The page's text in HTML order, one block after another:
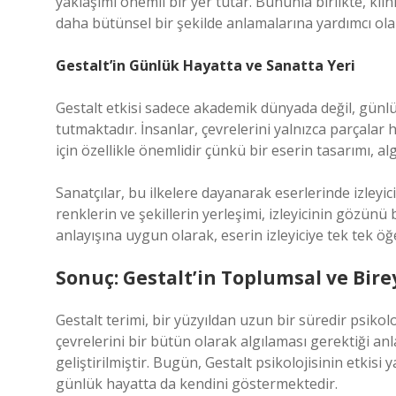
daha bütünsel bir şekilde anlamalarına yardımcı
Gestalt’in Günlük Hayatta ve Sanatta Yeri
Gestalt etkisi sadece akademik dünyada değil,
tutmaktadır. İnsanlar, çevrelerini yalnızca
için özellikle önemlidir çünkü bir eserin tasarımı,
Sanatçılar, bu ilkelere dayanarak eserlerinde
renklerin ve şekillerin yerleşimi, izleyicinin gözünü
anlayışına uygun olarak, eserin izleyiciye tek tek
Sonuç: Gestalt’in Toplumsal ve
Gestalt terimi, bir yüzyıldan uzun bir süredir
çevrelerini bir bütün olarak algılaması gerektiği
geliştirilmiştir. Bugün, Gestalt psikolojisinin etkisi
günlük hayatta da kendini göstermektedir.